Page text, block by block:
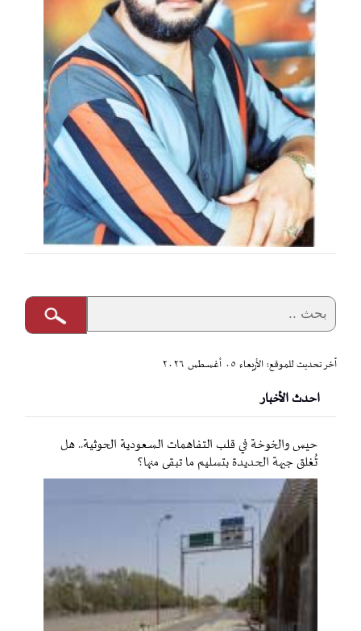
آخر تحديث للموقع: الأربعاء ٠٥ أغسطس ٢٠٢٦
احدث الأخبار
حيس والخوخة في قلب التفاهمات السعودية الحوثية.. هل
تُغلق جبهة الحديدة بتسليم ما تبقى منها؟